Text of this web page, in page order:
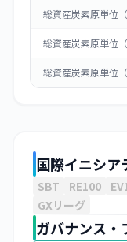
総資産炭素原単位
総資産炭素原単位
総資産炭素原単位（
国際イニシア
SBT RE100
GXリーグ
ガバナンス・